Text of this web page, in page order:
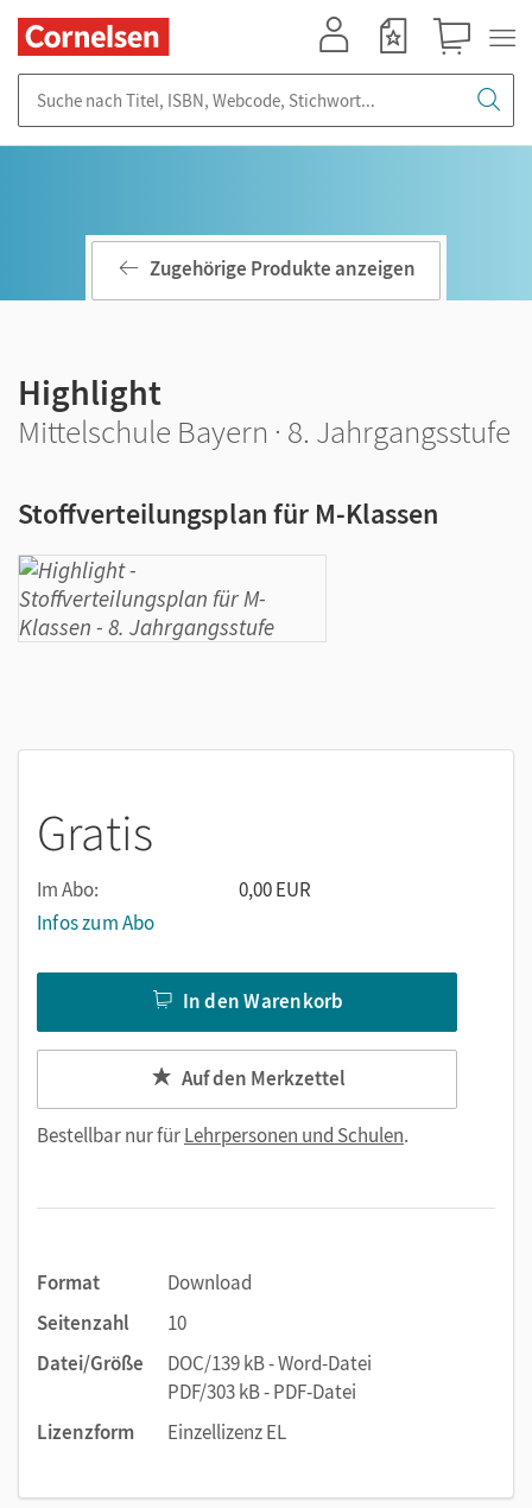
Zugehörige Produkte anzeigen
Highlight
Mittelschule Bayern · 8. Jahrgangsstufe
Stoffverteilungsplan für M-Klassen
Gratis
Im Abo:
0,00 EUR
Infos zum Abo
In den Warenkorb
Auf den Merkzettel
Bestellbar nur fürLehrpersonen und Schulen.
Format
Download
Seitenzahl
10
Datei/Größe
DOC/139 kB - Word-Datei
PDF/303 kB - PDF-Datei
Lizenzform
Einzellizenz EL